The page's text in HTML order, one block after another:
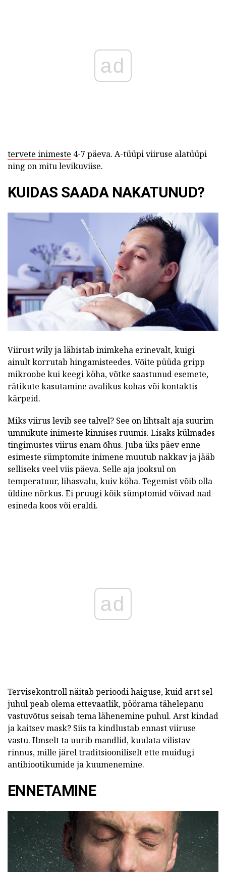
ad
tervete inimeste 4-7 päeva. A-tüüpi viiruse alatüüpi
ning on mitu levikuviise.
KUIDAS SAADA NAKATUNUD?
Viirust wily ja läbistab inimkeha erinevalt, kuigi
ainult korrutab hingamisteedes. Võite püüda gripp
mikroobe kui keegi köha, võtke saastunud esemete,
rätikute kasutamine avalikus kohas või kontaktis
kärpeid.
Miks viirus levib see talvel? See on lihtsalt aja suurim
ummikute inimeste kinnises ruumis. Lisaks külmades
tingimustes viirus enam õhus. Juba üks päev enne
esimeste sümptomite inimene muutub nakkav ja jääb
selliseks veel viis päeva. Selle aja jooksul on
temperatuur, lihasvalu, kuiv köha. Tegemist võib olla
üldine nõrkus. Ei pruugi kõik sümptomid võivad nad
esineda koos või eraldi.
ad
Tervisekontroll näitab perioodi haiguse, kuid arst sel
juhul peab olema ettevaatlik, pöörama tähelepanu
vastuvõtus seisab tema lähenemine puhul. Arst kindad
ja kaitsev mask? Siis ta kindlustab ennast viiruse
vastu. Ilmselt ta uurib mandlid, kuulata vilistav
rinnus, mille järel traditsiooniliselt ette muidugi
antibiootikumide ja kuumenemine.
ENNETAMINE